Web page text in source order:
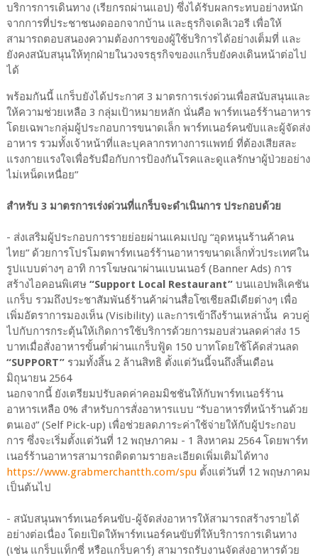
บริการการเดินทาง (เรียกรถผ่านแอป) ซึ่งได้รับผลกระทบอย่างหนัก
จากการที่ประชาชนงดออกจากบ้าน และธุรกิจเดลิเวอรี เพื่อให้
สามารถตอบสนองความต้องการของผู้ใช้บริการได้อย่างเต็มที่ และ
ยังคงสนับสนุนให้ทุกฝ่ายในวงจรธุรกิจของแกร็บยังคงเดินหน้าต่อไป
ได้
พร้อมกันนี้ แกร็บยังได้ประกาศ 3 มาตรการเร่งด่วนเพื่อสนับสนุนและ
ให้ความช่วยเหลือ 3 กลุ่มเป้าหมายหลัก นั่นคือ พาร์ทเนอร์ร้านอาหาร
โดยเฉพาะกลุ่มผู้ประกอบการขนาดเล็ก พาร์ทเนอร์คนขับและผู้จัดส่ง
อาหาร รวมทั้งเจ้าหน้าที่และบุคลากรทางการแพทย์ ที่ต้องเสียสละ
แรงกายแรงใจเพื่อรับมือกับการป้องกันโรคและดูแลรักษาผู้ป่วยอย่าง
ไม่เหน็ดเหนื่อย”
สำหรับ 3 มาตรการเร่งด่วนที่แกร็บจะดำเนินการ ประกอบด้วย
- ส่งเสริมผู้ประกอบการรายย่อยผ่านแคมเปญ “อุดหนุนร้านค้าคน
ไทย” ด้วยการโปรโมตพาร์ทเนอร์ร้านอาหารขนาดเล็กทั่วประเทศใน
รูปแบบต่างๆ อาทิ การโฆษณาผ่านแบนเนอร์ (Banner Ads) การ
สร้างไอคอนพิเศษ “Support Local Restaurant”บนแอปพลิเคชัน
แกร็บ รวมถึงประชาสัมพันธ์ร้านค้าผ่านสื่อโซเชียลมีเดียต่างๆ เพื่อ
เพิ่มอัตราการมองเห็น (Visibility) และการเข้าถึงร้านเหล่านั้น ควบคู่
ไปกับการกระตุ้นให้เกิดการใช้บริการด้วยการมอบส่วนลดค่าส่ง 15
บาทเมื่อสั่งอาหารขั้นต่ำผ่านแกร็บฟู้ด 150 บาทโดยใช้โค้ดส่วนลด
“SUPPORT”รวมทั้งสิ้น 2 ล้านสิทธิ ตัังแต่วันนี้จนถึงสิ้นเดือน
มิถุนายน 2564
นอกจากนี้ ยังเตรียมปรับลดค่าคอมมิชชันให้กับพาร์ทเนอร์ร้าน
อาหารเหลือ 0% สำหรับการสั่งอาหารแบบ “รับอาหารที่หน้าร้านด้วย
ตนเอง” (Self Pick-up) เพื่อช่วยลดภาระค่าใช้จ่ายให้กับผู้ประกอบ
การ ซึ่งจะเริ่มตั้งแต่วันที่ 12 พฤษภาคม - 1 สิงหาคม 2564 โดยพาร์ท
เนอร์ร้านอาหารสามารถติดตามรายละเอียดเพิ่มเติมได้ทาง
https://www.grabmerchantth.com/spuตั้งแต่วันที่ 12 พฤษภาคม
เป็นต้นไป
- สนับสนุนพาร์ทเนอร์คนขับ-ผู้จัดส่งอาหารให้สามารถสร้างรายได้
อย่างต่อเนื่อง โดยเปิดให้พาร์ทเนอร์คนขับที่ให้บริการการเดินทาง
(เช่น แกร็บแท็กซี่ หรือแกร็บคาร์) สามารถรับงานจัดส่งอาหารด้วย